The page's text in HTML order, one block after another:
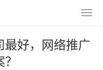
最好，网络推广